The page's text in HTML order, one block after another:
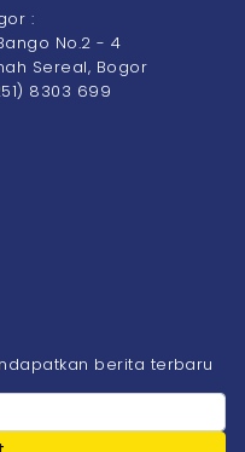
:
No.2 - 4
Sereal, Bogor
8303 699
berita terbaru